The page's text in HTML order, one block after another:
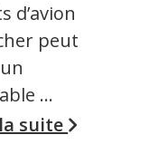
d’avion
peut
…
suite